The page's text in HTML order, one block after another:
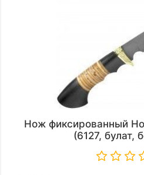
Нож фиксированный
(6127, булат,